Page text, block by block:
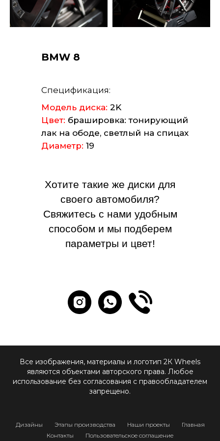
Спецификация:
Модель диска: 2K
Цвет: брашировка: тонирующий
лак на ободе, светлый на спицах
Диаметр: 19
BMW 8
Хотите такие же диски для
своего автомобиля?
Свяжитесь с нами удобным
способом и мы подберем
параметры и цвет!
Все изображения, материалы и логотип 2К Wheels
являются объектами авторского права. Любое
использование без согласования с правообладателем
запрещено.
Дизайны Этапы производства Наши проекты
Главная
Контакты
Пользовательское соглашение